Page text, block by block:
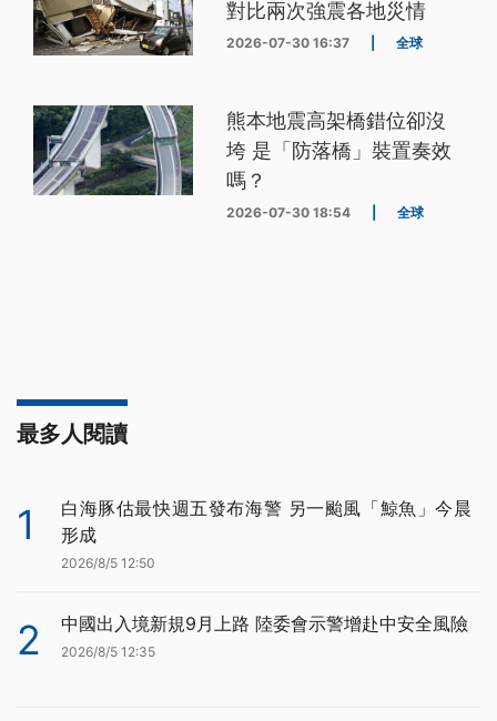
對比兩次強震各地災情
2026-07-30 16:37 全球
熊本地震高架橋錯位卻沒
垮 是「防落橋」裝置奏效
嗎？
2026-07-30 18:54 全球
最多人閱讀
1
白海豚估最快週五發布海警 另一颱風「鯨魚」今晨
形成
2026/8/5 12:50
2 中國出入境新規9月上路 陸委會示警增赴中安全風險
2026/8/5 12:35